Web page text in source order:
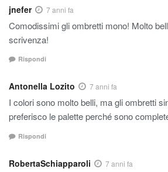
jnefer 7 anni fa
Comodissimi gli ombretti mono! Molto
scrivenza!
Rispondi
Antonella Lozito 7 anni fa
I colori sono molto belli, ma gli ombretti
preferisco le palette perché sono
Rispondi
RobertaSchiapparoli 7 anni fa